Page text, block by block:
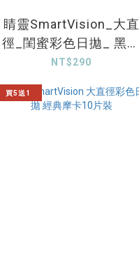
睛靈SmartVision_大直
徑_閨蜜彩色日拋_ 黑膠
搖滾_10片裝
NT$290
買5送1